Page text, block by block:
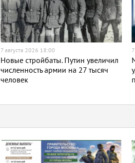
7 августа 2026 18:00
Новые стройбаты. Путин увеличил
численность армии на 27 тысяч
человек